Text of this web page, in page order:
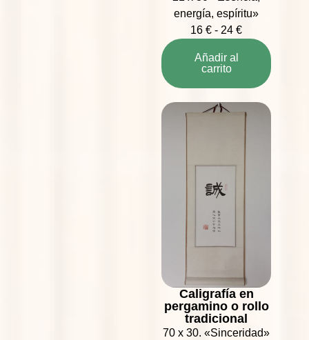
energía, espíritu»
16€ - 24€
Añadir al
carrito
Caligrafía en
pergamino o rollo
tradicional
70 x 30. «Sinceridad»